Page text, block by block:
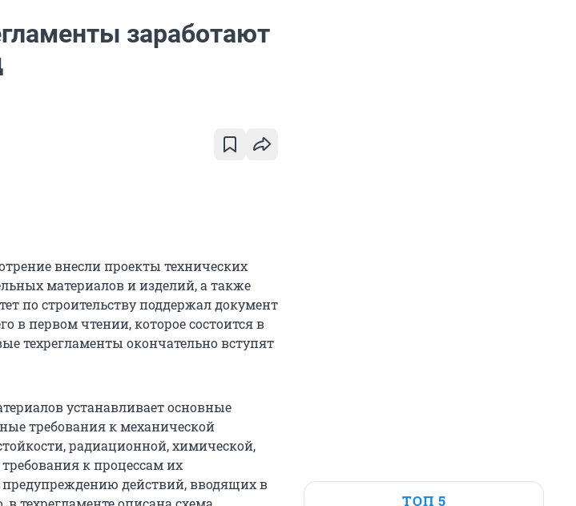
заработают
внесли проекты технических
материалов и изделий, а также
по строительству поддержал документ
в первом чтении, которое состоится в
техрегламенты окончательно вступят
устанавливает основные
требования к механической
радиационной, химической,
к процессам их
предупреждению действий, вводящих в
ТОП 5